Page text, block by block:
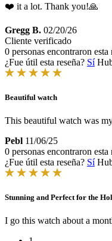
❤️ it a lot. Thank you!🙏
Gregg B. 02/20/26
Cliente verificado
0 personas encontraron esta
¿Fue útil esta reseña? Sí
Beautiful watch
This beautiful watch was
Pebl 11/06/25
0 personas encontraron esta
¿Fue útil esta reseña? Sí
Stunning and Perfect for the
I go this watch about a